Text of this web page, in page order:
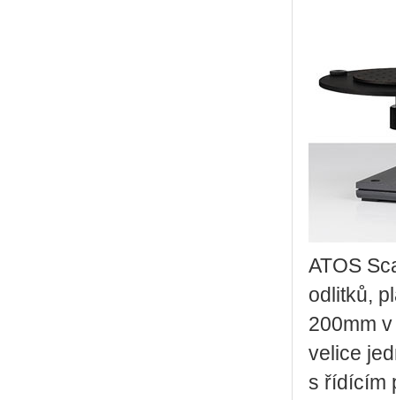
ATOS
odlitků,
200mm
velice
s řídícím